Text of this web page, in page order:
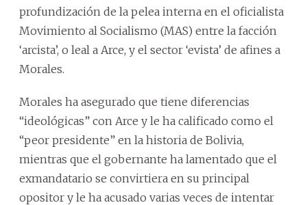
profundización de la pelea interna en el oficialista
Movimiento al Socialismo (MAS) entre la facción
‘arcista’, o leal a Arce, y el sector ‘evista’ de afines a
Morales.
Morales ha asegurado que tiene diferencias
“ideológicas” con Arce y le ha calificado como el
“peor presidente” en la historia de Bolivia,
mientras que el gobernante ha lamentado que el
exmandatario se convirtiera en su principal
opositor y le ha acusado varias veces de intentar